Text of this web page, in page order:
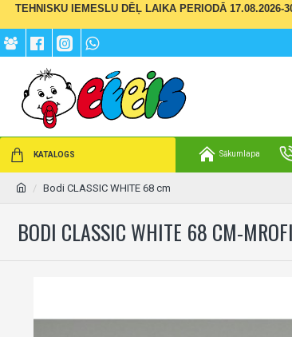
TEHNISKU IEMESLU DĒĻ LAIKA PERIODĀ 17.08.2026-
KATALOGS Sākumlapa
Bodi CLASSIC WHITE 68 cm
BODI CLASSIC WHITE 68 CM-MROFI